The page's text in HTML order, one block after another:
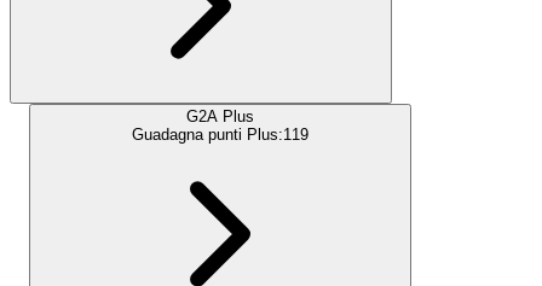
G2A Plus
Guadagna punti Plus:119